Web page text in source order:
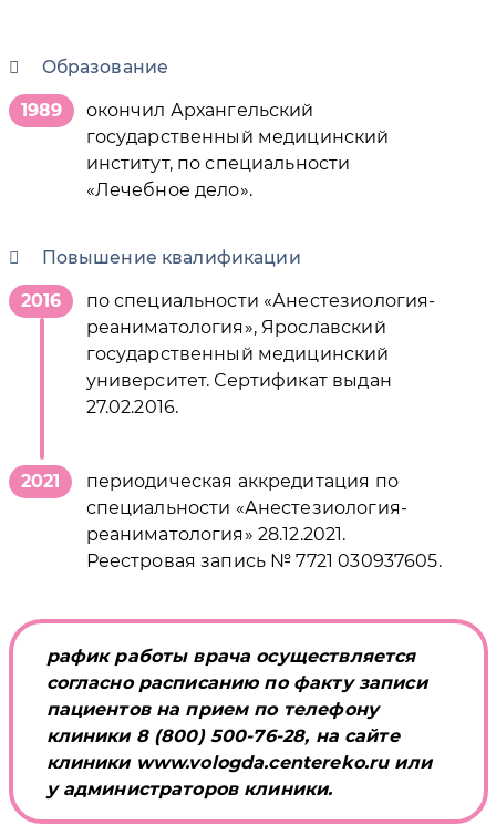
Образование
1989
окончил Архангельский
государственный медицинский
институт, по специальности
«Лечебное дело».
Повышение квалификации
2016
по специальности «Анестезиология-
реаниматология», Ярославский
государственный медицинский
университет. Сертификат выдан
27.02.2016.
2021
периодическая аккредитация по
специальности «Анестезиология-
реаниматология» 28.12.2021.
Реестровая запись № 7721 030937605.
рафик работы врача осуществляется
согласно расписанию по факту записи
пациентов на прием по телефону
клиники 8 (800) 500-76-28, на сайте
клиники www.vologda.centereko.ru или
у администраторов клиники.